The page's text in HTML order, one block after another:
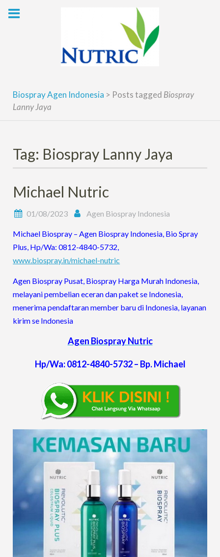
Biospray Agen Indonesia > Posts tagged Biospray
Lanny Jaya
Tag: Biospray Lanny Jaya
Michael Nutric
01/08/2023 Agen Biospray Indonesia
Michael Biospray – Agen Biospray Indonesia, Bio Spray
Plus, Hp/Wa: 0812-4840-5732,
www.biospray.in/michael-nutric
Agen Biospray Pusat, Biospray Harga Murah Indonesia,
melayani pembelian eceran dan paket se Indonesia,
menerima pendaftaran member baru di Indonesia, layanan
kirim se Indonesia
Agen Biospray Nutric
Hp/Wa: 0812-4840-5732 – Bp. Michael